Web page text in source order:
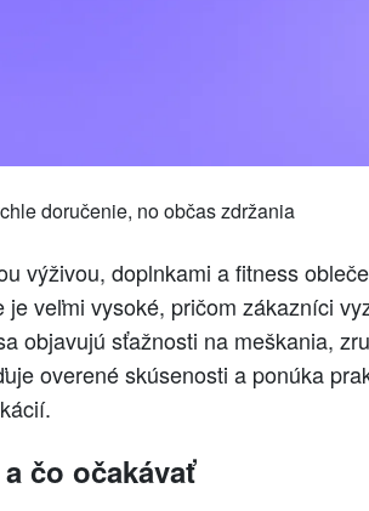
doručenie, no občas zdržania
výživou, doplnkami a fitness
veľmi vysoké, pričom zákazníci
objavujú sťažnosti na meškania,
overené skúsenosti a ponúka
čo očakávať